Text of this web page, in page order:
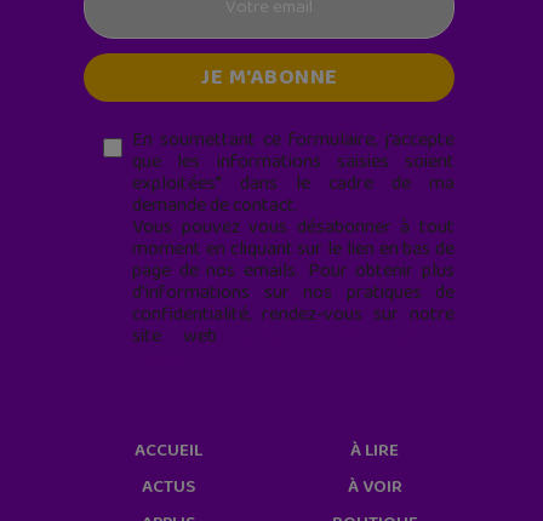
En soumettant ce formulaire, j’accepte
que les informations saisies soient
exploitées* dans le cadre de ma
demande de contact.
Vous pouvez vous désabonner à tout
moment en cliquant sur le lien en bas de
page de nos emails. Pour obtenir plus
d'informations sur nos pratiques de
confidentialité, rendez-vous sur notre
site web
ACCUEIL
ACTUS
À LIRE
À VOIR